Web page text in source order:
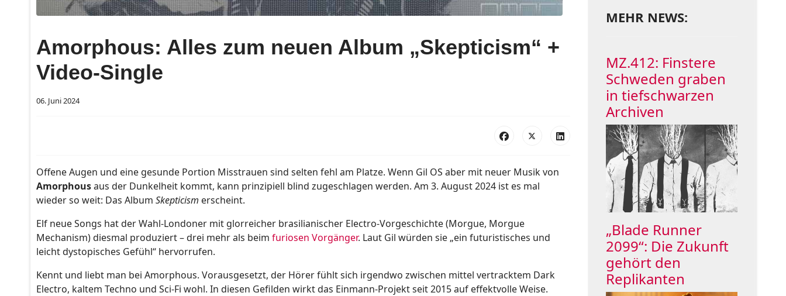
Amorphous: Alles zum neuen Album „Skepticism“ +
Video-Single
06. Juni 2024
Offene Augen und eine gesunde Portion Misstrauen sind selten fehl am Platze. Wenn Gil OS aber mit neuer Musik von
Amorphousaus der Dunkelheit kommt, kann prinzipiell blind zugeschlagen werden. Am 3. August 2024 ist es mal
wieder so weit: Das Album Skepticism erscheint.
Elf neue Songs hat der Wahl-Londoner mit glorreicher brasilianischer Electro-Vorgeschichte (Morgue, Morgue
Mechanism) diesmal produziert – drei mehr als beim furiosen Vorgänger. Laut Gil würden sie „ein futuristisches und
leicht dystopisches Gefühl“ hervorrufen.
Kennt und liebt man bei Amorphous. Vorausgesetzt, der Hörer fühlt sich irgendwo zwischen mittel vertracktem Dark
Electro, kaltem Techno und Sci-Fi wohl. In diesen Gefilden wirkt das Einmann-Projekt seit 2015 auf effektvolle Weise.
MEHR NEWS:
MZ.412: Finstere
Schweden graben
in tiefschwarzen
Archiven
„Blade Runner
2099“: Die Zukunft
gehört den
Replikanten